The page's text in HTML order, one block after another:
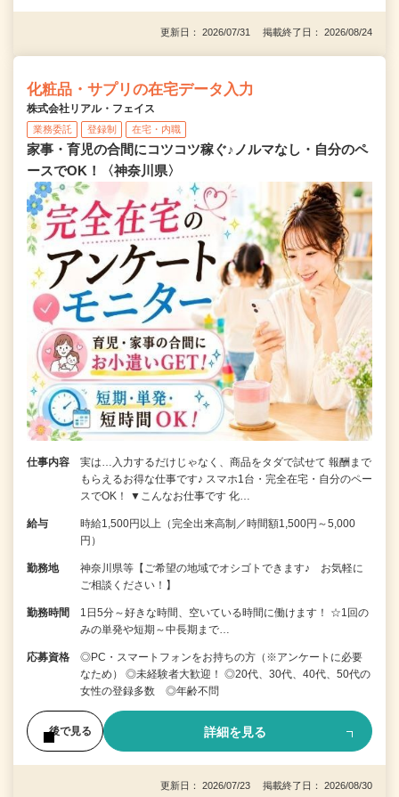
更新日： 2026/07/31 掲載終了日： 2026/08/24
化粧品・サプリの在宅データ入力
株式会社リアル・フェイス
業務委託 登録制 在宅・内職
家事・育児の合間にコツコツ稼ぐ♪ノルマなし・自分のペ
ースでOK！〈神奈川県〉
仕事内容
実は…入力するだけじゃなく、商品をタダで試せて 報酬まで
もらえるお得な仕事です♪ スマホ1台・完全在宅・自分のペー
スでOK！ ▼こんなお仕事です 化…
給与
時給1,500円以上（完全出来高制／時間額1,500円～5,000
円）
勤務地
神奈川県等【ご希望の地域でオシゴトできます♪ お気軽に
ご相談ください！】
勤務時間
1日5分～好きな時間、空いている時間に働けます！ ☆1回の
みの単発や短期～中長期まで…
応募資格
◎PC・スマートフォンをお持ちの方（※アンケートに必要
なため） ◎未経験者大歓迎！ ◎20代、30代、40代、50代の
女性の登録多数 ◎年齢不問
後で見る 詳細を見る
更新日： 2026/07/23 掲載終了日： 2026/08/30